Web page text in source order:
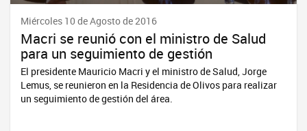
Miércoles 10 de Agosto de 2016
Macri se reunió con el ministro de Salud
para un seguimiento de gestión
El presidente Mauricio Macri y el ministro de Salud, Jorge
Lemus, se reunieron en la Residencia de Olivos para realizar
un seguimiento de gestión del área.